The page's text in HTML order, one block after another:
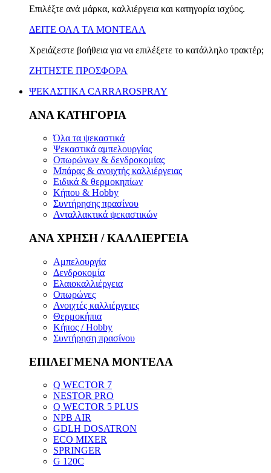
Επιλέξτε ανά μάρκα, καλλιέργεια και κατηγορία ισχύος.
ΔΕΙΤΕ ΟΛΑ ΤΑ ΜΟΝΤΕΛΑ
Χρειάζεστε βοήθεια για να επιλέξετε το κατάλληλο τρακτέρ;
ΖΗΤΗΣΤΕ ΠΡΟΣΦΟΡΑ
ΨΕΚΑΣΤΙΚΑ CARRAROSPRAY
ΑΝΑ ΚΑΤΗΓΟΡΙΑ
Όλα τα ψεκαστικά
Ψεκαστικά αμπελουργίας
Οπωρώνων & δενδροκομίας
Μπάρας & ανοιχτής καλλιέργειας
Ειδικά & θερμοκηπίων
Κήπου & Hobby
Συντήρησης πρασίνου
Ανταλλακτικά ψεκαστικών
ΑΝΑ ΧΡΗΣΗ / ΚΑΛΛΙΕΡΓΕΙΑ
Αμπελουργία
Δενδροκομία
Ελαιοκαλλιέργεια
Οπωρώνες
Ανοιχτές καλλιέργειες
Θερμοκήπια
Κήπος / Hobby
Συντήρηση πρασίνου
ΕΠΙΛΕΓΜΕΝΑ ΜΟΝΤΕΛΑ
Q WECTOR 7
NESTOR PRO
Q WECTOR 5 PLUS
NPB AIR
GDLH DOSATRON
ECO MIXER
SPRINGER
G 120C